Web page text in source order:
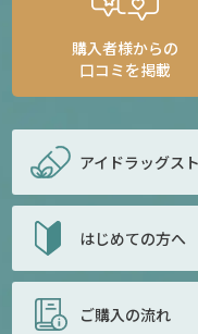
購入者様からの
口コミを掲載
アイドラッグス
はじめての方へ
ご購入の流れ